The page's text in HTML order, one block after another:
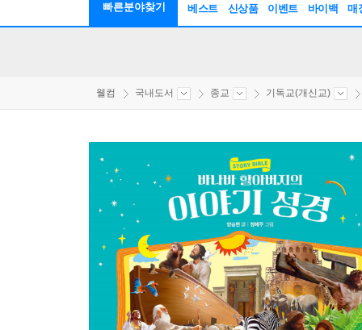
빠른분야찾기 베스트 신상품 이벤트 바이백 매
웰컴 국내도서 종교 기독교(개신교)